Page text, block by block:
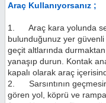
Araç Kullanıyorsanız ;
1. Araç kara yolunda
bulunduğunuz yer
geçit altlarında
yanaşıp durun. Kontak
kapalı olarak araç
2. Sarsıntının
gören yol, köprü ve